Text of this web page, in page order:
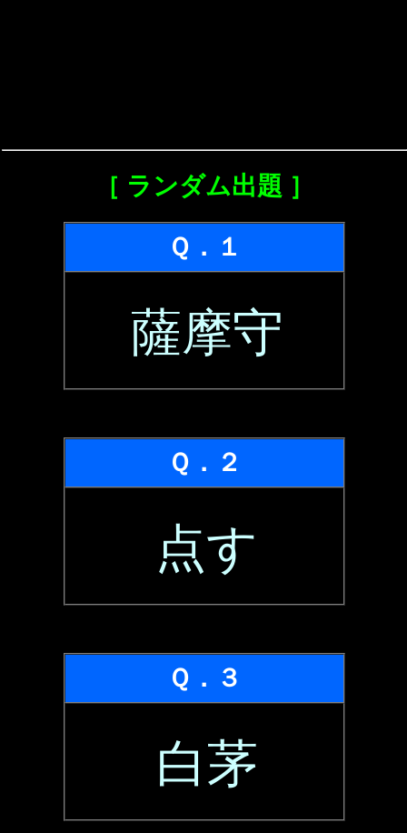
［ ランダム出題 ］
Ｑ．１
薩摩守
Ｑ．２
点す
Ｑ．３
白茅